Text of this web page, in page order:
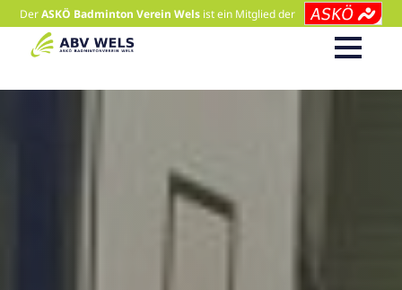
DerASKÖ Badminton Verein Wels ist ein Mitglied der